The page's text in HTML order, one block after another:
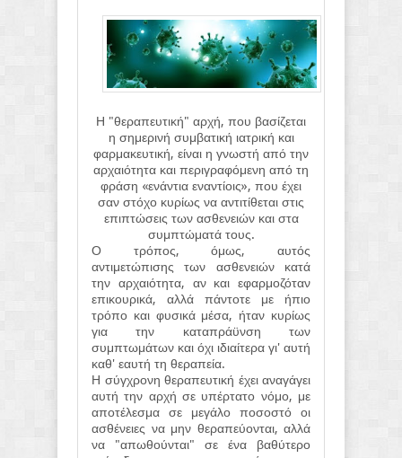
Η "θεραπευτική" αρχή, που βασίζεται
η σημερινή συμβατική ιατρική και
φαρμακευτική, είναι η γνωστή από την
αρχαιότητα και περιγραφόμενη από τη
φράση «ενάντια εναντίοις», που έχει
σαν στόχο κυρίως να αντιτίθεται στις
επιπτώσεις των ασθενειών και στα
συμπτώματά τους.
Ο τρόπος, όμως, αυτός
αντιμετώπισης των ασθενειών κατά
την αρχαιότητα, αν και εφαρμοζόταν
επικουρικά, αλλά πάντοτε με ήπιο
τρόπο και φυσικά μέσα, ήταν κυρίως
για την καταπράϋνση των
συμπτωμάτων και όχι ιδιαίτερα γι' αυτή
καθ' εαυτή τη θεραπεία.
Η σύγχρονη θεραπευτική έχει αναγάγει
αυτή την αρχή σε υπέρτατο νόμο, με
αποτέλεσμα σε μεγάλο ποσοστό οι
ασθένειες να μην θεραπεύονται, αλλά
να "απωθούνται" σε ένα βαθύτερο